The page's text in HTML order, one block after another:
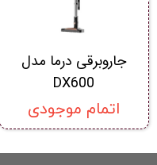
جاروبرقی درما مدل
DX600
اتمام موجودی